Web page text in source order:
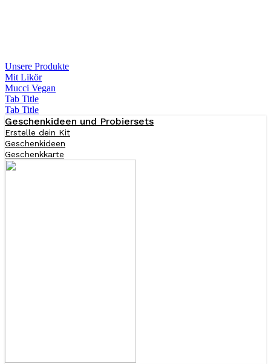
Unsere Produkte
Mit Likör
Mucci Vegan
Tab Title
Tab Title
Geschenkideen und Probiersets
Erstelle dein Kit
Geschenkideen
Geschenkkarte